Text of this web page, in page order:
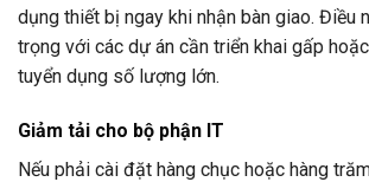
dụng thiết bị ngay khi nhận bàn giao. Điều
trọng với các dự án cần triển khai gấp
tuyển dụng số lượng lớn.
Giảm tải cho bộ phận IT
Nếu phải cài đặt hàng chục hoặc hàng